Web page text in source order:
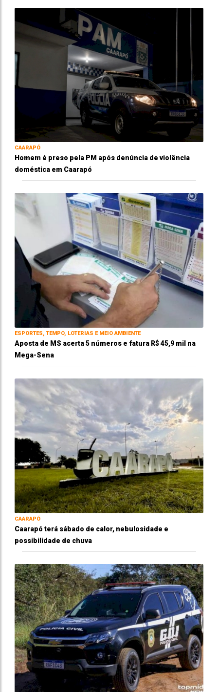
CAARAPÓ
Homem é preso pela PM após denúncia de violência
doméstica em Caarapó
ESPORTES, TEMPO, LOTERIAS E MEIO AMBIENTE
Aposta de MS acerta 5 números e fatura R$ 45,9 mil na
Mega-Sena
CAARAPÓ
Caarapó terá sábado de calor, nebulosidade e
possibilidade de chuva